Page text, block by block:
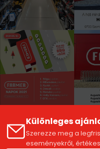
Különleges
Szerezze meg a
eseményekről,